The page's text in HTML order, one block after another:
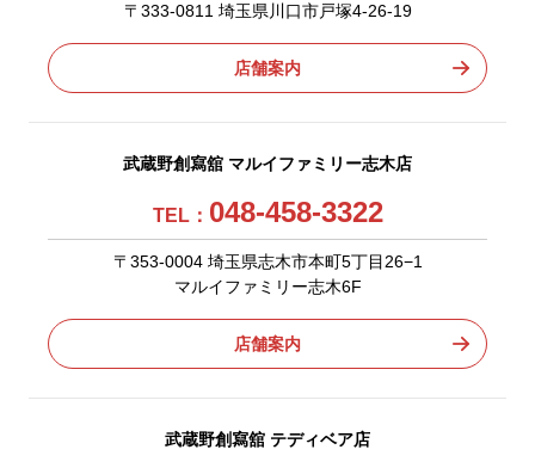
〒333-0811 埼玉県川口市戸塚4-26-19
店舗案内
武蔵野創寫舘 マルイファミリー志木店
TEL： 048-458-3322
〒353-0004 埼玉県志木市本町5丁目26−1
マルイファミリー志木6F
店舗案内
武蔵野創寫舘 テディベア店